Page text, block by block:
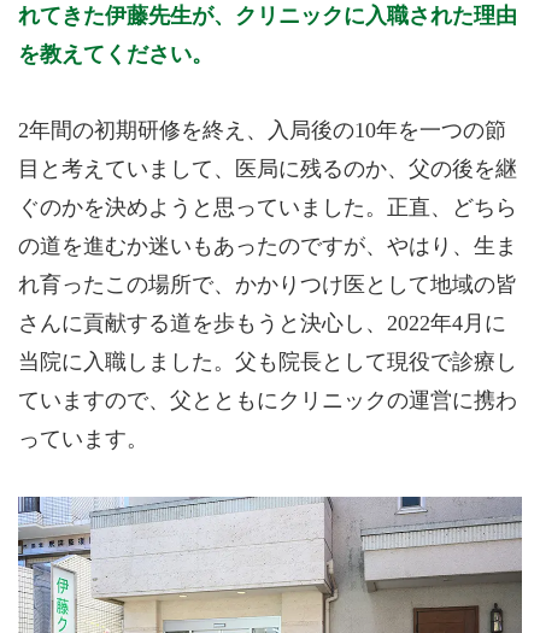
れてきた伊藤先生が、クリニックに入職された理由
を教えてください。
2年間の初期研修を終え、入局後の10年を一つの節
目と考えていまして、医局に残るのか、父の後を継
ぐのかを決めようと思っていました。正直、どちら
の道を進むか迷いもあったのですが、やはり、生ま
れ育ったこの場所で、かかりつけ医として地域の皆
さんに貢献する道を歩もうと決心し、2022年4月に
当院に入職しました。父も院長として現役で診療し
ていますので、父とともにクリニックの運営に携わ
っています。